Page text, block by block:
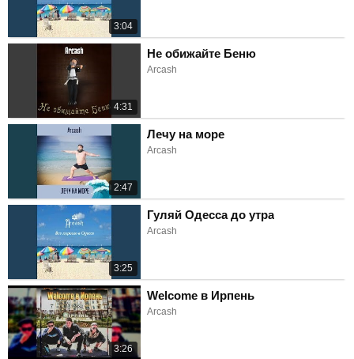
3:04
4:31
Не обижайте Беню
Arcash
2:47
Лечу на море
Arcash
3:25
Гуляй Одесса до утра
Arcash
3:26
Welcome в Ирпень
Arcash